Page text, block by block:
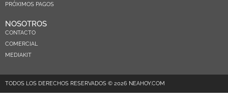
PRÓXIMOS PAGOS
NOSOTROS
CONTACTO
COMERCIAL
MEDIAKIT
TODOS LOS DERECHOS RESERVADOS © 2026 NEAHOY.COM